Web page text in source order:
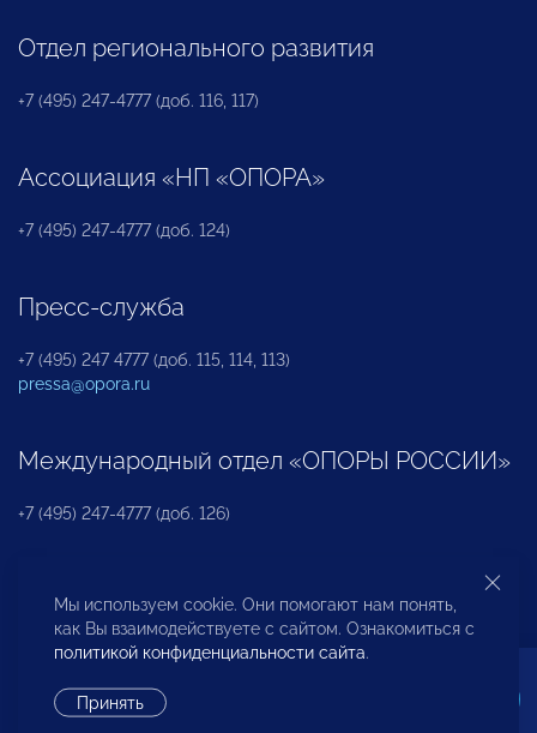
Отдел регионального развития
+7 (495) 247-4777 (доб. 116, 117)
Ассоциация «НП «ОПОРА»
+7 (495) 247-4777 (доб. 124)
Пресс-служба
+7 (495) 247 4777 (доб. 115, 114, 113)
pressa@opora.ru
Международный отдел «ОПОРЫ РОССИИ»
+7 (495) 247-4777 (доб. 126)
Бюро по защите прав предпринимателей и
инвесторов
Мы используем cookie. Они помогают нам понять,
как Вы взаимодействуете с сайтом. Ознакомиться с
политикой конфиденциальности сайта.
Принять